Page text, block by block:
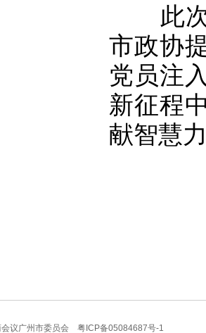
此次“
市政协
党员注
新征程
献智慧
会议广州市委员会 粤ICP备05084687号-1